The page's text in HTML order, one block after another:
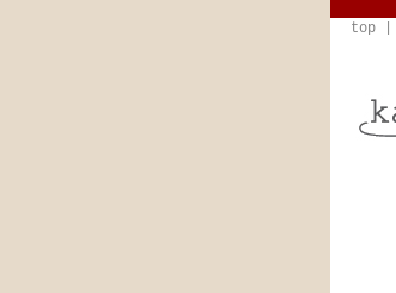
top